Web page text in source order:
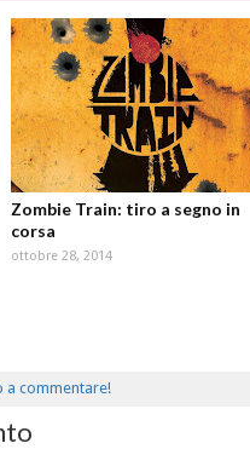
Zombie Train: tiro a segno in
corsa
ottobre 28, 2014
a commentare!